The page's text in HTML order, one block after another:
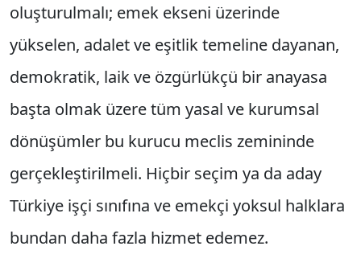
oluşturulmalı; emek ekseni üzerinde
yükselen, adalet ve eşitlik temeline dayanan,
demokratik, laik ve özgürlükçü bir anayasa
başta olmak üzere tüm yasal ve kurumsal
dönüşümler bu kurucu meclis zemininde
gerçekleştirilmeli. Hiçbir seçim ya da aday
Türkiye işçi sınıfına ve emekçi yoksul halklara
bundan daha fazla hizmet edemez.